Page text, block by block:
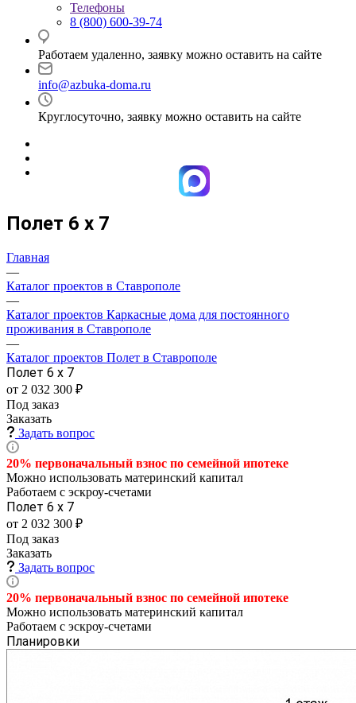
Телефоны
8 (800) 600-39-74
Работаем удаленно, заявку можно оставить на сайте
info@azbuka-doma.ru
Круглосуточно, заявку можно оставить на сайте
Полет 6 х 7
Главная
—
Каталог проектов в Ставрополе
—
Каталог проектов Каркасные дома для постоянного
проживания в Ставрополе
—
Каталог проектов Полет в Ставрополе
Полет 6 х 7
от 2 032 300 ₽
Под заказ
Заказать
Задать вопрос
20% первоначальный взнос по семейной ипотеке
Можно использовать материнский капитал
Работаем с эскроу-счетами
Полет 6 х 7
от 2 032 300 ₽
Под заказ
Заказать
Задать вопрос
20% первоначальный взнос по семейной ипотеке
Можно использовать материнский капитал
Работаем с эскроу-счетами
Планировки